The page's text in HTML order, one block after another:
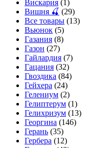
Вискария (1)
Вишня 🍒 (29)
Все товары (13)
Вьюнок (5)
Газания (8)
Газон (27)
Гайлардия (7)
Гацания (32)
Гвоздика (84)
Гейхера (24)
Гелениум (2)
Гелиптерум (1)
Гелихризум (13)
Георгина (146)
Герань (35)
Гербера (12)